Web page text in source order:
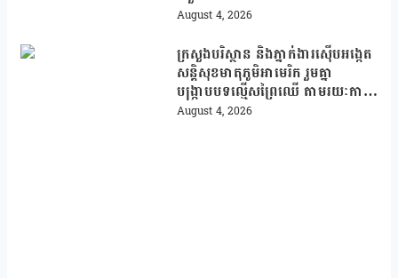
August 4, 2026
ក្រសួងបរិស្ថាន និងភ្នាក់ងារស៊ើបអង្កេត
សន្តិសុខមាតុភូមិអាមេរិក រួមគ្នា
បង្រ្កាបបទល្មើសព្រៃឈើ តាមរយៈការ
ប្រើប្រាស់បច្ចេកវិទ្យា
August 4, 2026